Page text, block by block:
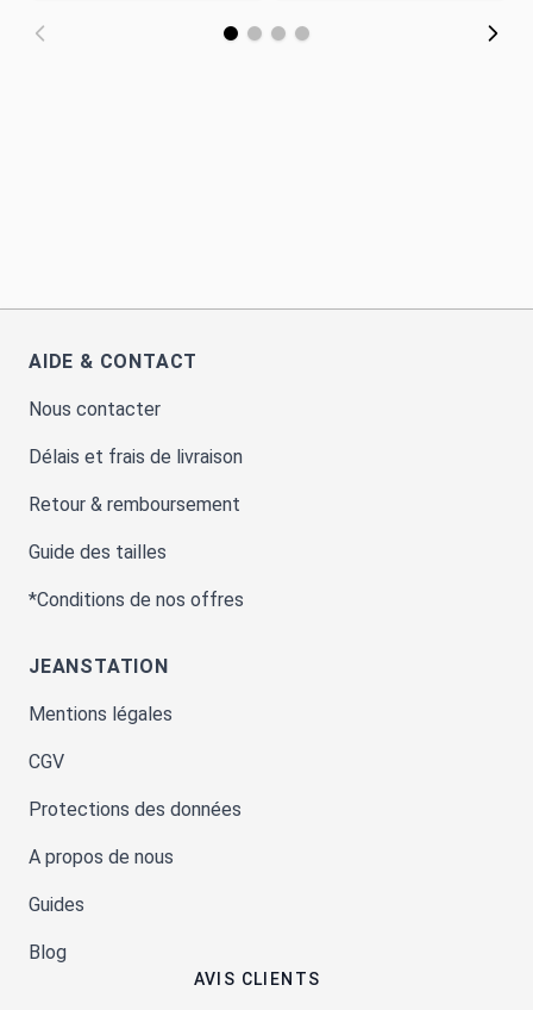
AIDE & CONTACT
Nous contacter
Délais et frais de livraison
Retour & remboursement
Guide des tailles
*Conditions de nos offres
JEANSTATION
Mentions légales
CGV
Protections des données
A propos de nous
Guides
Blog
AVIS CLIENTS